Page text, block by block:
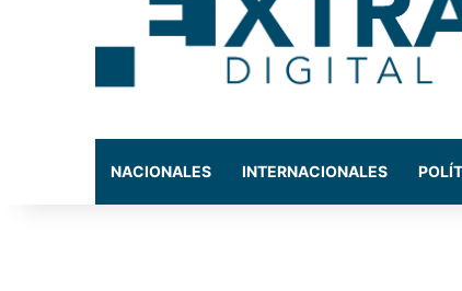
NACIONALES INTERNACIONALES